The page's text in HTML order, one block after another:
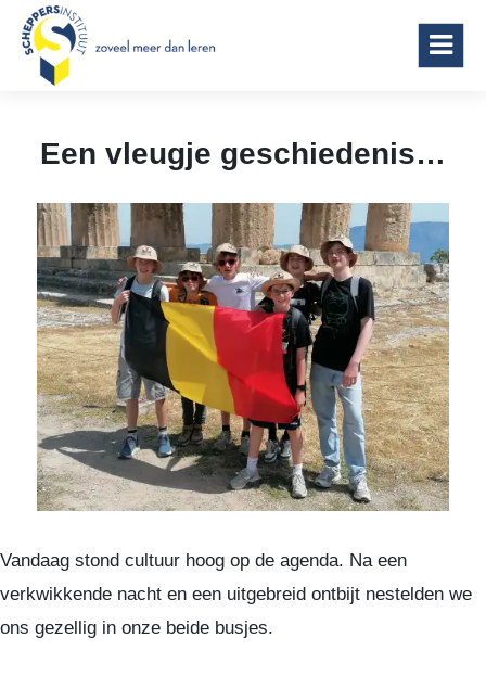
Een vleugje geschiedenis…
Vandaag stond cultuur hoog op de agenda. Na een
verkwikkende nacht en een uitgebreid ontbijt nestelden we
ons gezellig in onze beide busjes.